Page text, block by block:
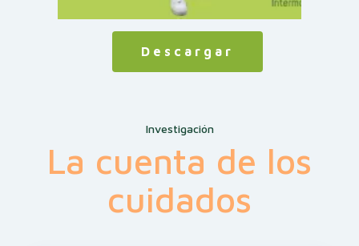
Descargar
Investigación
La cuenta de los
cuidados